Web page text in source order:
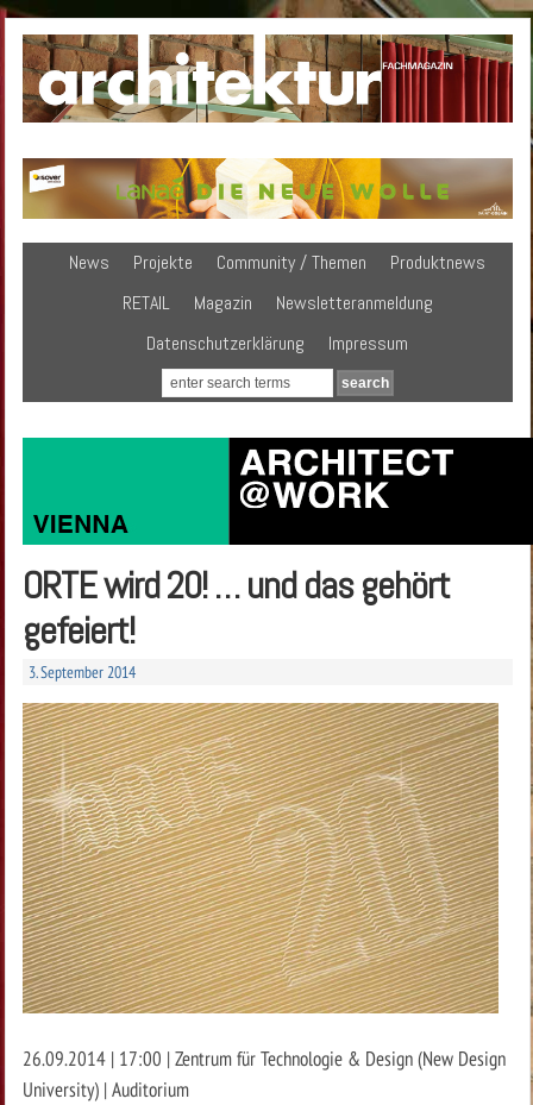
News Projekte Community / Themen
Produktnews
RETAIL
Magazin
Newsletteranmeldung
Datenschutzerklärung
Impressum
ORTE wird 20! … und das gehört
gefeiert!
3. September 2014
26.09.2014 | 17:00 | Zentrum für Technologie & Design (New Design
University) | Auditorium